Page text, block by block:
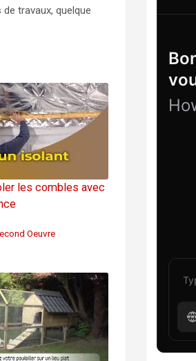
travaux, quelque
les combles avec
Oeuvre